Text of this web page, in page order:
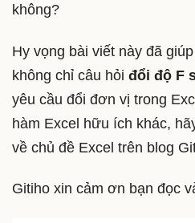
không?
Hy vọng bài viết này đã
không chỉ câu hỏi đổi độ F
yêu cầu đổi đơn vị trong
hàm Excel hữu ích khác,
về chủ đề Excel trên blog
Gitiho xin cảm ơn bạn đọc